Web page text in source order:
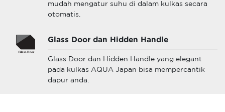
mudah mengatur suhu di dalam kulkas secara
otomatis.
Glass Door dan Hidden Handle
Glass Door dan Hidden Handle yang elegant
pada kulkas AQUA Japan bisa mempercantik
dapur anda.